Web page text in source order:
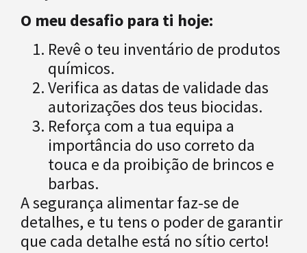
O meu desafio para ti hoje:
Revê o teu inventário de produtos
químicos.
Verifica as datas de validade das
autorizações dos teus biocidas.
Reforça com a tua equipa a
importância do uso correto da
touca e da proibição de brincos e
barbas.
A segurança alimentar faz-se de
detalhes, e tu tens o poder de garantir
que cada detalhe está no sítio certo!